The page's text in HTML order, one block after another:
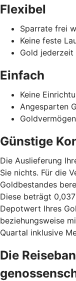
Flexibel
Sparrate frei
Keine feste
Gold
Einfach
Keine
Angesparten
Günstige
Die Auslieferung
Sie nichts. Für die
Goldbestandes
Diese beträgt
Depotwert Ihres
beziehungsweise
Quartal inklusive
Die